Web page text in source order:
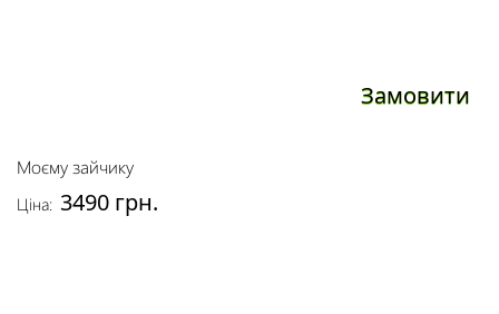
Замовити
Моєму зайчику
Ціна: 3490 грн.